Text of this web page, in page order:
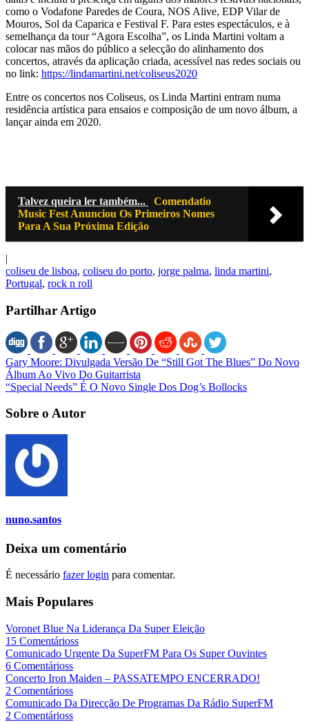
como o Vodafone Paredes de Coura, NOS Alive, EDP Vilar de
Mouros, Sol da Caparica e Festival F. Para estes espectáculos, e à
semelhança da tour “Agora Escolha”, os Linda Martini voltam a
colocar nas mãos do público a selecção do alinhamento dos
concertos, através da aplicação criada, acessível nas redes sociais ou
no link: https://lindamartini.net/coliseus2020
Entre os concertos nos Coliseus, os Linda Martini entram numa
residência artística para ensaios e composição de um novo álbum, a
lançar ainda em 2020.
Talvez queira ler também...
Comendatio
Music Fest Anunciou Os Primeiros Nomes
Para A Sua Próxima Edição
|
coliseu de lisboa, coliseu do porto, jorge palma, linda martini,
Portugal, rock n roll
Partilhar Artigo
Gary Moore: Divulgada Versão De “Still Got The Blues” Do Novo
Álbum Ao Vivo Do Guitarrista
“Special Needs” É O Novo Single Dos Dog’s Bollocks
Sobre o Autor
nuno.santos
Deixa um comentário
É necessário fazer login para comentar.
Mais Populares
Voronet Blue Na Liderança Da Super Eleição
15 Comentárioss
Comunicado Urgente Da SuperFM Para Os Super Ouvintes
6 Comentárioss
Concerto Iron Maiden – PASSATEMPO ENCERRADO!
2 Comentárioss
Comunicado Da Direcção De Programas Da Rádio SuperFM
2 Comentárioss